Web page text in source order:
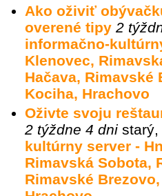
Ako oživiť
overené tipy 2
informačno-
Klenovec,
Hačava, Rimavské
Kociha, Hrachovo
Oživte svoju
2 týždne 4 dni starý,
kultúrny server -
Rimavská Sobota,
Rimavské